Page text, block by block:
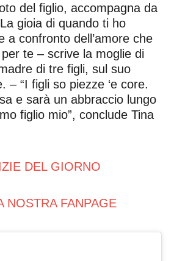
del figlio, accompagna da
gioia di quando ti ho
a confronto dell’amore che
te – scrive la moglie di
di tre figli, sul suo
– “I figli so piezze ‘e core.
e sarà un abbraccio lungo
figlio mio”, conclude Tina
DEL GIORNO
NOSTRA FANPAGE